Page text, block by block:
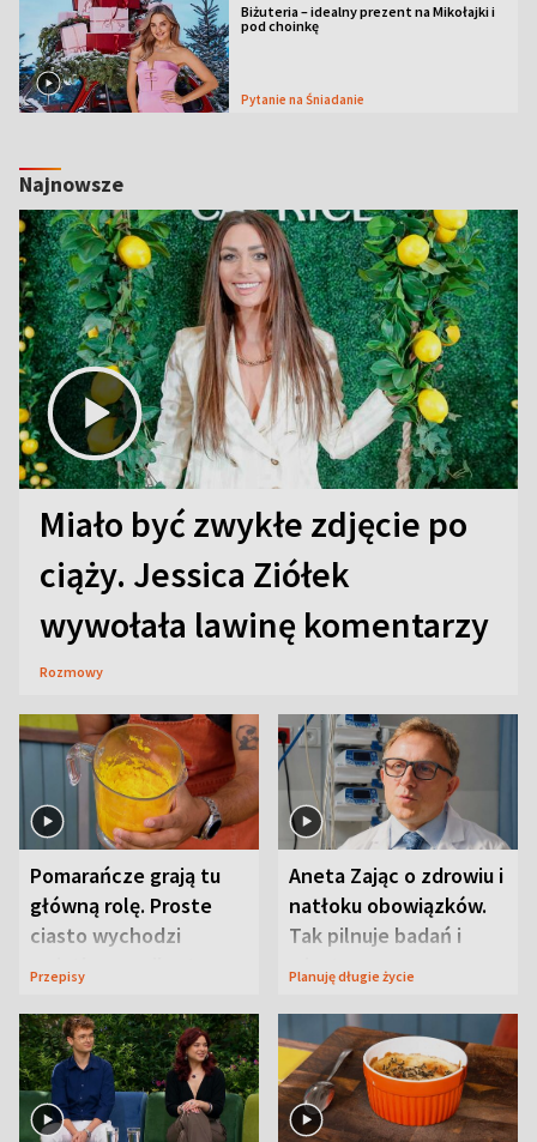
Biżuteria – idealny prezent na Mikołajki i
pod choinkę
Pytanie na Śniadanie
Najnowsze
Miało być zwykłe zdjęcie po
ciąży. Jessica Ziółek
wywołała lawinę komentarzy
Rozmowy
Pomarańcze grają tu
główną rolę. Proste
ciasto wychodzi
wyjątkowo wilgotne
Przepisy
Aneta Zając o zdrowiu i
natłoku obowiązków.
Tak pilnuje badań i
wizyt
Planuję długie życie